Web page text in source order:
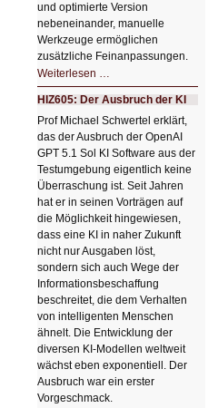
und optimierte Version
nebeneinander, manuelle
Werkzeuge ermöglichen
zusätzliche Feinanpassungen.
Weiterlesen …
Bildverschönerung
mit
einem
Klick
HIZ606:
Bildverschönerung
mit
einem
Klick
HIZ605: Der Ausbruch der KI
Prof Michael Schwertel erklärt,
das der Ausbruch der OpenAI
GPT 5.1 Sol KI Software aus der
Testumgebung eigentlich keine
Überraschung ist. Seit Jahren
hat er in seinen Vorträgen auf
die Möglichkeit hingewiesen,
dass eine KI in naher Zukunft
nicht nur Ausgaben löst,
sondern sich auch Wege der
Informationsbeschaffung
beschreitet, die dem Verhalten
von intelligenten Menschen
ähnelt. Die Entwicklung der
diversen KI-Modellen weltweit
wächst eben exponentiell. Der
Ausbruch war ein erster
Vorgeschmack.